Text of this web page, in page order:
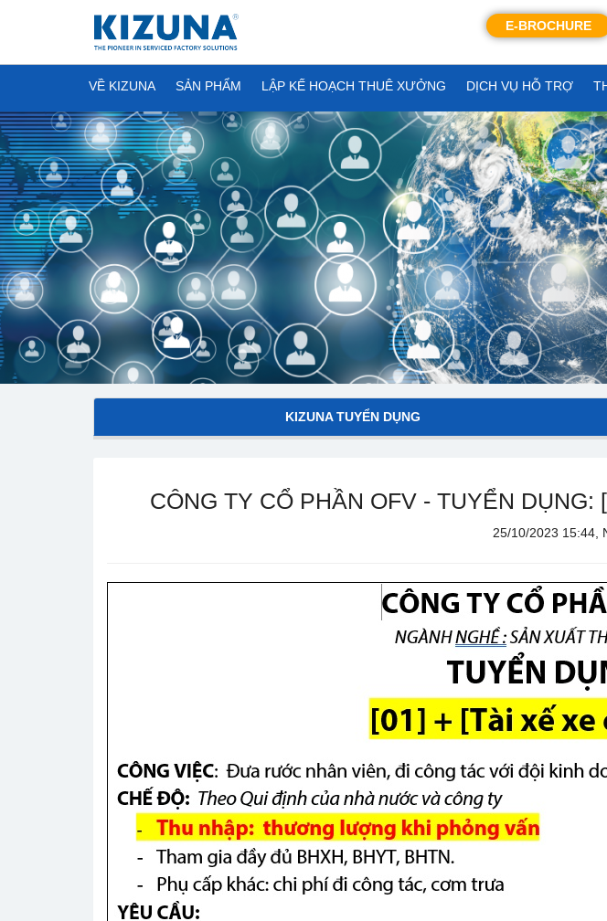
E-BROCHURE
VỀ KIZUNA SẢN PHẨM LẬP KẾ HOẠCH THUÊ XƯỞNG DỊCH VỤ HỖ TRỢ
KIZUNA TUYỂN DỤNG
CÔNG TY CỔ PHẦN OFV - TUYỂN
25/10/2023 15:44,